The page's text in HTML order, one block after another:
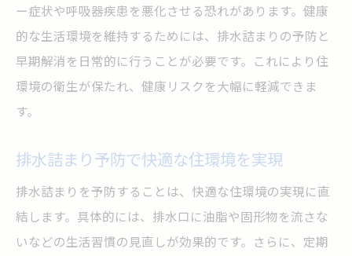
ー症状や呼吸器疾患を悪化させる恐れがあります。健康
的な生活環境を維持するためには、排水詰まりの予防と
早期解消を日常的に行うことが必要です。これにより住
環境の衛生が保たれ、健康リスクを大幅に軽減できま
す。
排水詰まり予防で快適な住環境を実現
排水詰まりを予防することは、快適な住環境の実現に直
結します。具体的には、排水口に油脂や固形物を流さな
いなどの生活習慣の見直しが効果的です。さらに、定期